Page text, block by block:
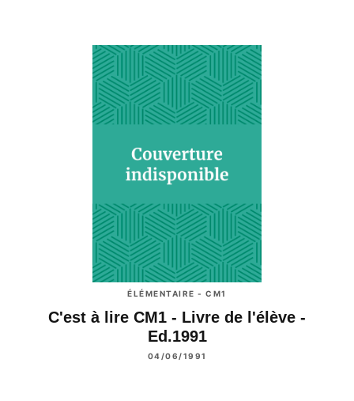
ÉLÉMENTAIRE - CM1
C'est à lire CM1 - Livre de l'élève -
Ed.1991
04/06/1991